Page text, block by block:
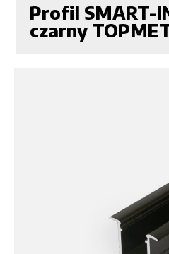
Profil SMART-
czarny